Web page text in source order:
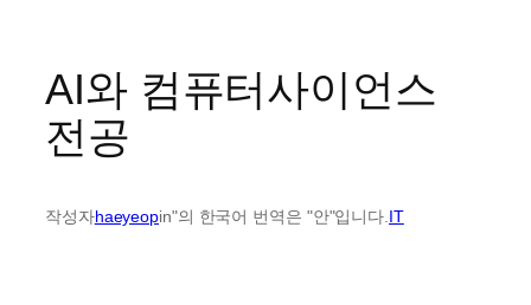
AI와 컴퓨터사이언스
전공
작성자haeyeopin"의 한국어 번역은 "안"입니다.IT